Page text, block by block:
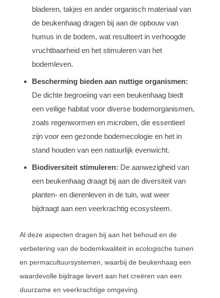
bladeren, takjes en ander organisch materiaal van
de beukenhaag dragen bij aan de opbouw van
humus in de bodem, wat resulteert in verhoogde
vruchtbaarheid en het stimuleren van het
bodemleven.
Bescherming bieden aan nuttige organismen:
De dichte begroeiing van een beukenhaag biedt
een veilige habitat voor diverse bodemorganismen,
zoals regenwormen en microben, die essentieel
zijn voor een gezonde bodemecologie en het in
stand houden van een natuurlijk evenwicht.
Biodiversiteit stimuleren: De aanwezigheid van
een beukenhaag draagt bij aan de diversiteit van
planten- en dierenleven in de tuin, wat weer
bijdraagt aan een veerkrachtig ecosysteem.
Al deze aspecten dragen bij aan het behoud en de
verbetering van de bodemkwaliteit in ecologische tuinen
en permacultuursystemen, waarbij de beukenhaag een
waardevolle bijdrage levert aan het creëren van een
duurzame en veerkrachtige omgeving.